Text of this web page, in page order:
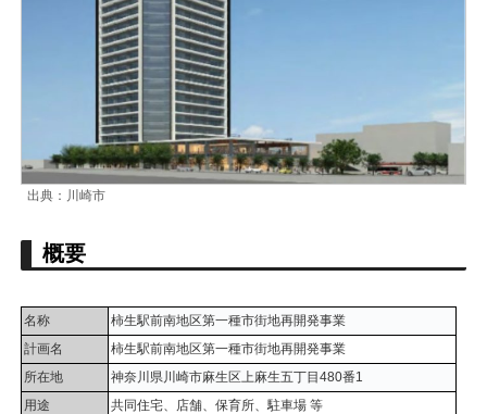
出典：川崎市
概要
名称
柿生駅前南地区第一種市街地再開発事業
計画名
柿生駅前南地区第一種市街地再開発事業
所在地
神奈川県川崎市麻生区上麻生五丁目480番1
用途
共同住宅、店舗、保育所、駐車場 等